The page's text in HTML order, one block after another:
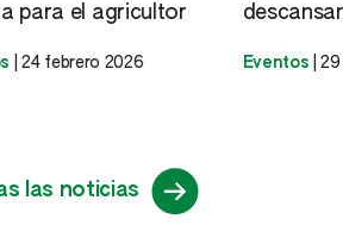
para el agricultor
|24 febrero 2026 Eventos |29
las noticias